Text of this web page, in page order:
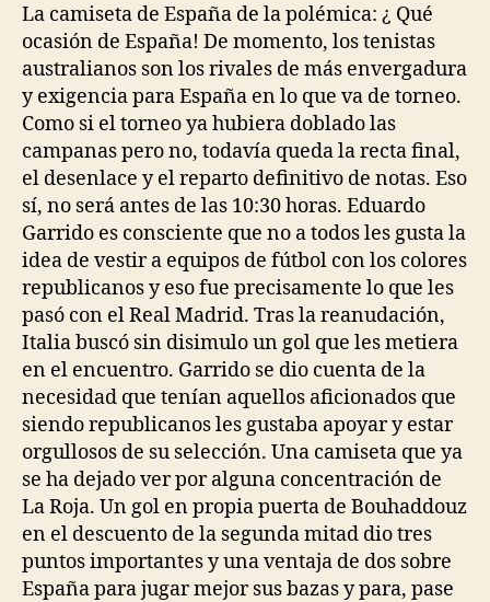
La camiseta de España de la polémica: ¿ Qué
ocasión de España! De momento, los tenistas
australianos son los rivales de más envergadura
y exigencia para España en lo que va de torneo.
Como si el torneo ya hubiera doblado las
campanas pero no, todavía queda la recta final,
el desenlace y el reparto definitivo de notas. Eso
sí, no será antes de las 10:30 horas. Eduardo
Garrido es consciente que no a todos les gusta la
idea de vestir a equipos de fútbol con los colores
republicanos y eso fue precisamente lo que les
pasó con el Real Madrid. Tras la reanudación,
Italia buscó sin disimulo un gol que les metiera
en el encuentro. Garrido se dio cuenta de la
necesidad que tenían aquellos aficionados que
siendo republicanos les gustaba apoyar y estar
orgullosos de su selección. Una camiseta que ya
se ha dejado ver por alguna concentración de
La Roja. Un gol en propia puerta de Bouhaddouz
en el descuento de la segunda mitad dio tres
puntos importantes y una ventaja de dos sobre
España para jugar mejor sus bazas y para, pase